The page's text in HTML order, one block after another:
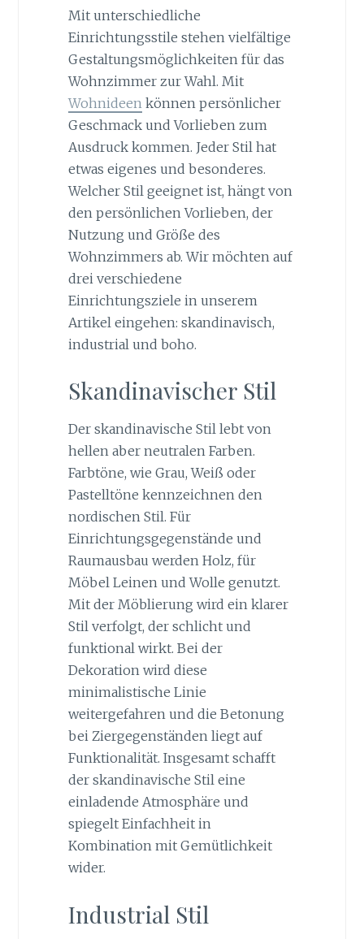
Mit unterschiedliche
Einrichtungsstile stehen vielfältige
Gestaltungsmöglichkeiten für das
Wohnzimmer zur Wahl. Mit
Wohnideen können persönlicher
Geschmack und Vorlieben zum
Ausdruck kommen. Jeder Stil hat
etwas eigenes und besonderes.
Welcher Stil geeignet ist, hängt von
den persönlichen Vorlieben, der
Nutzung und Größe des
Wohnzimmers ab. Wir möchten auf
drei verschiedene
Einrichtungsziele in unserem
Artikel eingehen: skandinavisch,
industrial und boho.
Skandinavischer Stil
Der skandinavische Stil lebt von
hellen aber neutralen Farben.
Farbtöne, wie Grau, Weiß oder
Pastelltöne kennzeichnen den
nordischen Stil. Für
Einrichtungsgegenstände und
Raumausbau werden Holz, für
Möbel Leinen und Wolle genutzt.
Mit der Möblierung wird ein klarer
Stil verfolgt, der schlicht und
funktional wirkt. Bei der
Dekoration wird diese
minimalistische Linie
weitergefahren und die Betonung
bei Ziergegenständen liegt auf
Funktionalität. Insgesamt schafft
der skandinavische Stil eine
einladende Atmosphäre und
spiegelt Einfachheit in
Kombination mit Gemütlichkeit
wider.
Industrial Stil